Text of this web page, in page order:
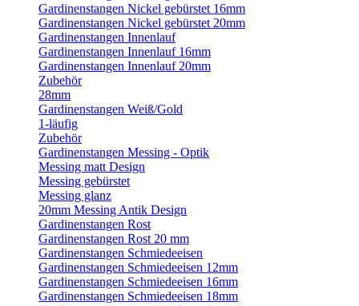
Gardinenstangen Nickel gebürstet 16mm
Gardinenstangen Nickel gebürstet 20mm
Gardinenstangen Innenlauf
Gardinenstangen Innenlauf 16mm
Gardinenstangen Innenlauf 20mm
Zubehör
28mm
Gardinenstangen Weiß/Gold
1-läufig
Zubehör
Gardinenstangen Messing - Optik
Messing matt Design
Messing gebürstet
Messing glanz
20mm Messing Antik Design
Gardinenstangen Rost
Gardinenstangen Rost 20 mm
Gardinenstangen Schmiedeeisen
Gardinenstangen Schmiedeeisen 12mm
Gardinenstangen Schmiedeeisen 16mm
Gardinenstangen Schmiedeeisen 18mm